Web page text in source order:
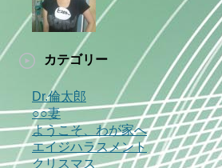
カテゴリー
Dr.倫太郎
○○妻
ようこそ、わが家へ
エイジハラスメント
クリスマス